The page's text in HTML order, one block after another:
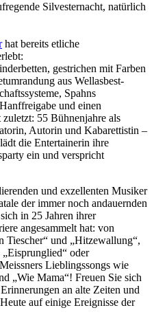
Silvesternacht, natürlich
hat bereits etliche
gestrichen mit Farben
aus Wellasbest-
Spahns
und einen
55 Bühnenjahre als
Autorin und Kabarettistin –
die Entertainerin ihre
ein und verspricht
und exzellenten Musiker
der immer noch andauernden
in 25 Jahren ihrer
angesammelt hat: von
Tiescher“ und „Hitzewallung“,
„Eisprunglied“ oder
Lieblingssongs wie
„Wie Mama“! Freuen Sie sich
an alte Zeiten und
auf einige Ereignisse der